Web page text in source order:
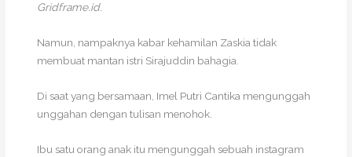
Gridframe.id.
Namun, nampaknya kabar kehamilan Zaskia tidak
membuat mantan istri Sirajuddin bahagia.
Di saat yang bersamaan, Imel Putri Cantika mengunggah
unggahan dengan tulisan menohok.
Ibu satu orang anak itu mengunggah sebuah instagram